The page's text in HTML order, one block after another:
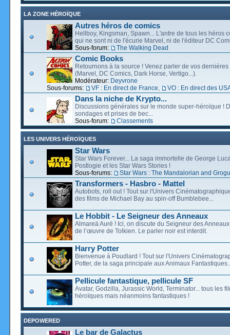
LA ZONE HÉROÏQUE
Autres héros de comics
Hellboy, Kingsman, Spawn... L'antre de tous les héros
qui ne sont ni de l'écurie Marvel, ni de l'éditeur DC
Sous-forum:
The Walking Dead
Comic Books
Retournons à la source ! Venez parler de vos dernières
(Marvel, DC Comics, Dark Horse, Vertigo...).
Modérateur: Deyvrone
Sous-forums:
VF : En direct de France VO : En direct des
Dans la niche de Krypto...
Discussions générales sur le monde super-héroïque !
sondages et prises de bec...
Sous-forum:
Classements
LES UNIVERS HÉROÏQUES
Star Wars
Star Wars Forever... La saga immortelle de George
Postlogie et les Star Wars Stories !
Sous-forums:
Star Wars : The Mandalorian and Grogu
Transformers - Hasbro - Mattel
Autobots, roll out ! Tout sur l'Univers
des films de Michael Bay au spin-off Bumblebee...
Le Hobbit - Le Seigneur des Anneaux
Almareä Aurë ! Ici, on discute du Seigneur des
de l’œuvre de Tolkien. Le parler noir est interdit.
Harry Potter
Bienvenue à Poudlard ! Tout sur l'Univers
Potter, de la saga principale aux Animaux
Pellicule fantastique, pellicule SF
Avatar, Godzilla, Jurassic World, Terminator... tous les
héroïques mais néanmoins fantastiques !
DEPOWERED
Le bar de Galactus